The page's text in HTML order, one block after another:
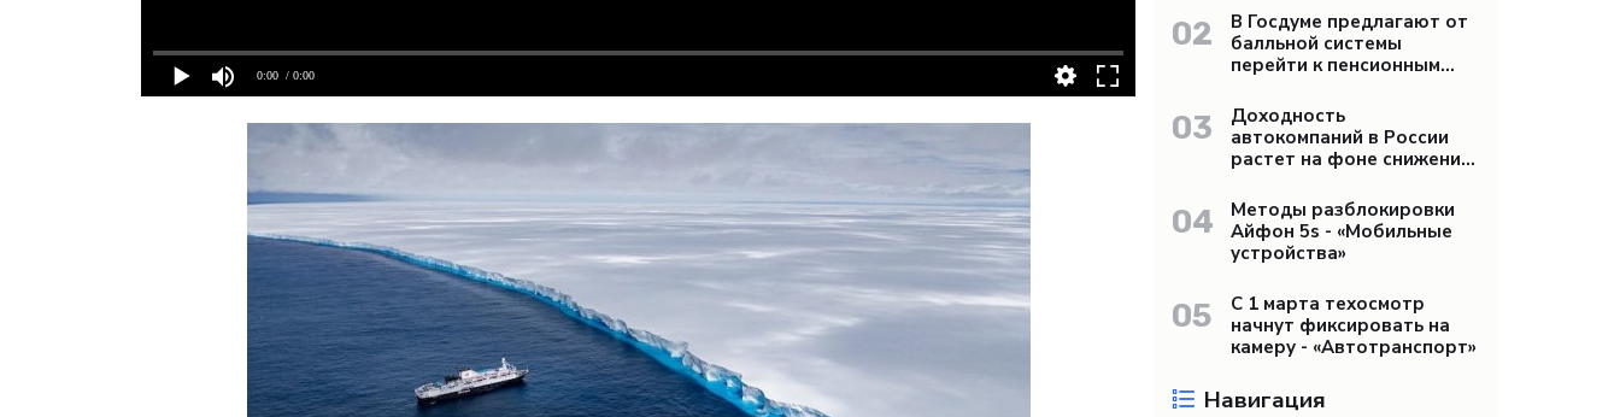
0:00 / 0:00
«Бизнес»
02
В Госдуме предлагают от
балльной системы
перейти к пенсионным
03
Доходность
автокомпаний в России
растет на фоне снижения
04
Методы разблокировки
Айфон 5s - «Мобильные
устройства»
05
С 1 марта техосмотр
начнут фиксировать на
камеру - «Автотранспорт»
Навигация